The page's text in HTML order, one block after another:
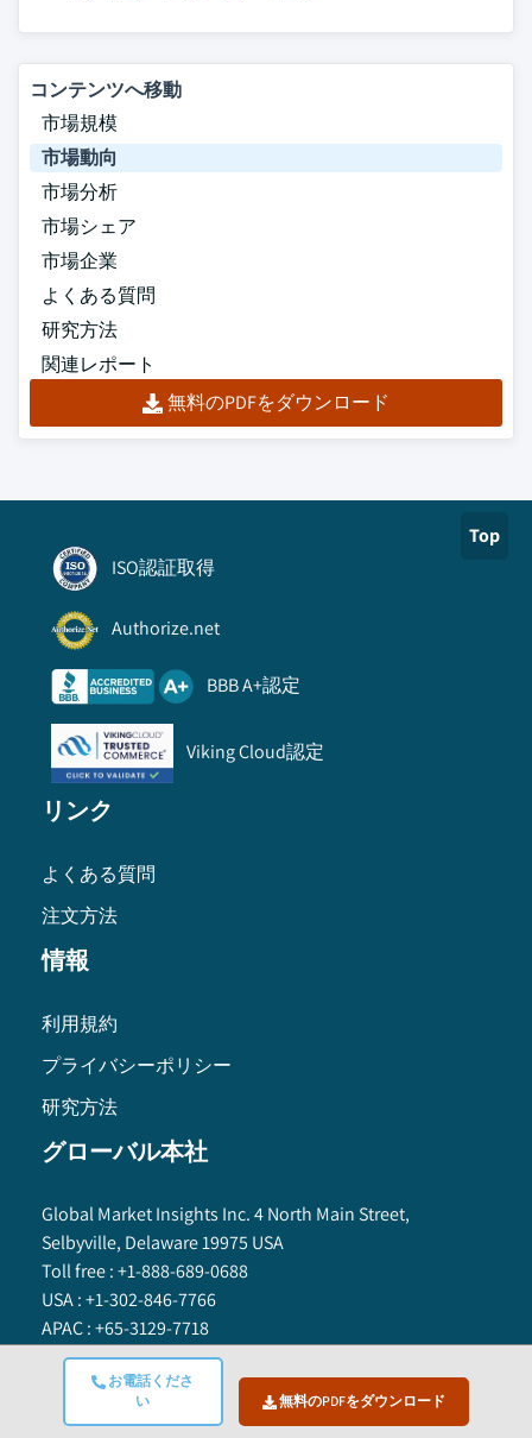
お電話くださ
い
無料のPDFをダウンロード
コンテンツへ移動
市場規模
市場動向
市場分析
市場シェア
市場企業
よくある質問
研究方法
関連レポート
無料のPDFをダウンロード
Top
ISO認証取得
Authorize.net
BBB A+認定
Viking Cloud認定
リンク
よくある質問
注文方法
情報
利用規約
プライバシーポリシー
研究方法
グローバル本社
Global Market Insights Inc. 4 North Main Street,
Selbyville, Delaware 19975 USA
Toll free :+1-888-689-0688
USA :+1-302-846-7766
APAC :+65-3129-7718
Email:sales@gminsights.com